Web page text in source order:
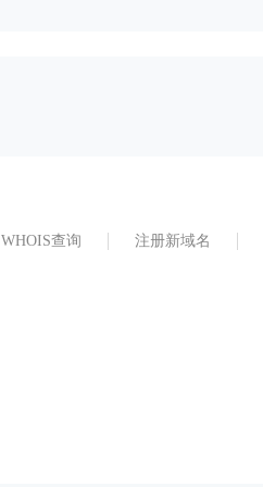
WHOIS查询 注册新域名